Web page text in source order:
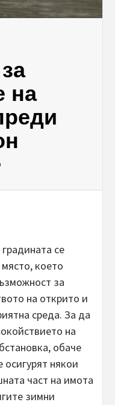
на
се
което
за
на открито и
среда. За да
на
обаче
някои
част на имота
зимни